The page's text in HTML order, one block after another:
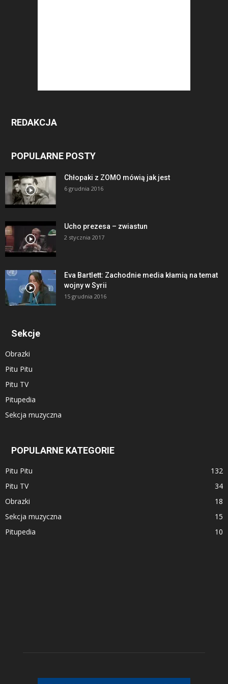
REDAKCJA
POPULARNE POSTY
Chłopaki z ZOMO mówią jak jest
6 grudnia 2016
Ucho prezesa – zwiastun
2 stycznia 2017
Eva Bartlett: Zachodnie media kłamią na temat
wojny w Syrii
15 grudnia 2016
Sekcje
Obrazki
Pitu Pitu
Pitu TV
Pitupedia
Sekcja muzyczna
POPULARNE KATEGORIE
Pitu Pitu
132
Pitu TV
34
Obrazki
18
Sekcja muzyczna
15
Pitupedia
10